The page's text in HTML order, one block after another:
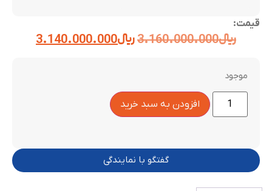
قیمت:
﷼3.160.000.000﷼3.140.000.000
موجود
افزودن به سبد خرید
گفتگو با نمایندگی